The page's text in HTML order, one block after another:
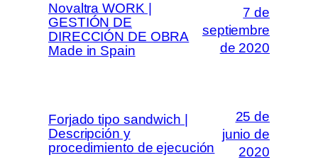
Novaltra WORK |
GESTIÓN DE
DIRECCIÓN DE OBRA
Made in Spain
7 de
septiembre
de 2020
Forjado tipo sandwich |
Descripción y
procedimiento de ejecución
25 de
junio de
2020